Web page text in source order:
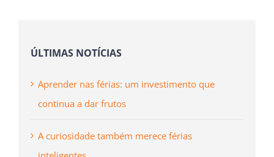
ÚLTIMAS NOTÍCIAS
Aprender nas férias: um investimento que
continua a dar frutos
A curiosidade também merece férias